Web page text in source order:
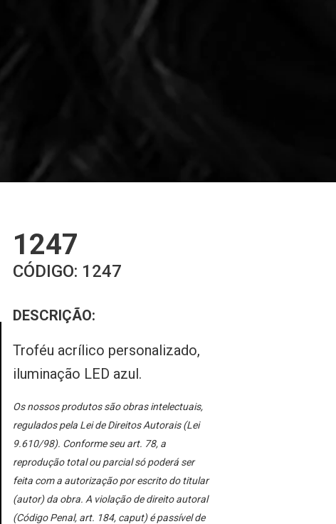
1247
CÓDIGO: 1247
DESCRIÇÃO:
Troféu acrílico personalizado,
iluminação LED azul.
Os nossos produtos são obras intelectuais,
regulados pela Lei de Direitos Autorais (Lei
9.610/98). Conforme seu art. 78, a
reprodução total ou parcial só poderá ser
feita com a autorização por escrito do titular
(autor) da obra. A violação de direito autoral
(Código Penal, art. 184, caput) é passível de